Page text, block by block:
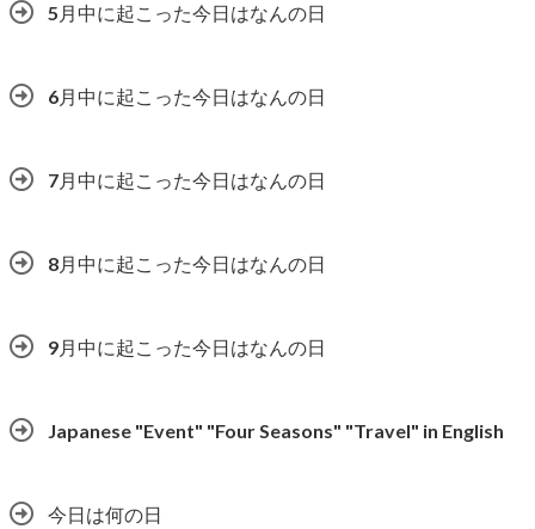
5月中に起こった今日はなんの日
6月中に起こった今日はなんの日
7月中に起こった今日はなんの日
8月中に起こった今日はなんの日
9月中に起こった今日はなんの日
Japanese "Event" "Four Seasons" "Travel" in English
今日は何の日